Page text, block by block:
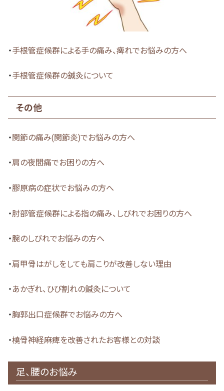
・手根管症候群による手の痛み、痺れでお悩みの方へ
・手根管症候群の鍼灸について
その他
・ 関節の痛み(関節炎)でお悩みの方へ
・肩の夜間痛でお困りの方へ
・膠原病の症状でお悩みの方へ
・肘部管症候群による指の痛み、しびれでお困りの方へ
・腕のしびれでお悩みの方へ
・肩甲骨はがしをしても肩こりが改善しない理由
・ あかぎれ、ひび割れの鍼灸について
・胸郭出口症候群でお悩みの方へ
・橈骨神経麻痺を改善されたお客様との対談
足、腰のお悩み